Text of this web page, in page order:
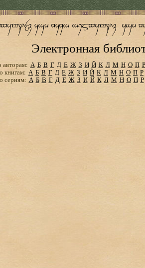
Электронная
авторам: А Б В Г Д Е Ж З И Й К Л М Н О П Р
книгам: А Б В Г Д Е Ж З И Й К Л М Н О П Р
сериям: А Б В Г Д Е Ж З И Й К Л М Н О П Р